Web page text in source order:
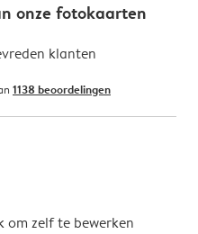
onze fotokaarten
klanten
1138 beoordelingen
om zelf te bewerken